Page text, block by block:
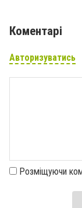
Коментарі
Авторизуватись
Розміщуючи